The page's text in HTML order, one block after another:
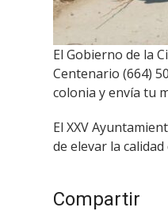
El Gobierno de la
Centenario (664)
colonia y envía tu
El XXV
de elevar la
Compartir